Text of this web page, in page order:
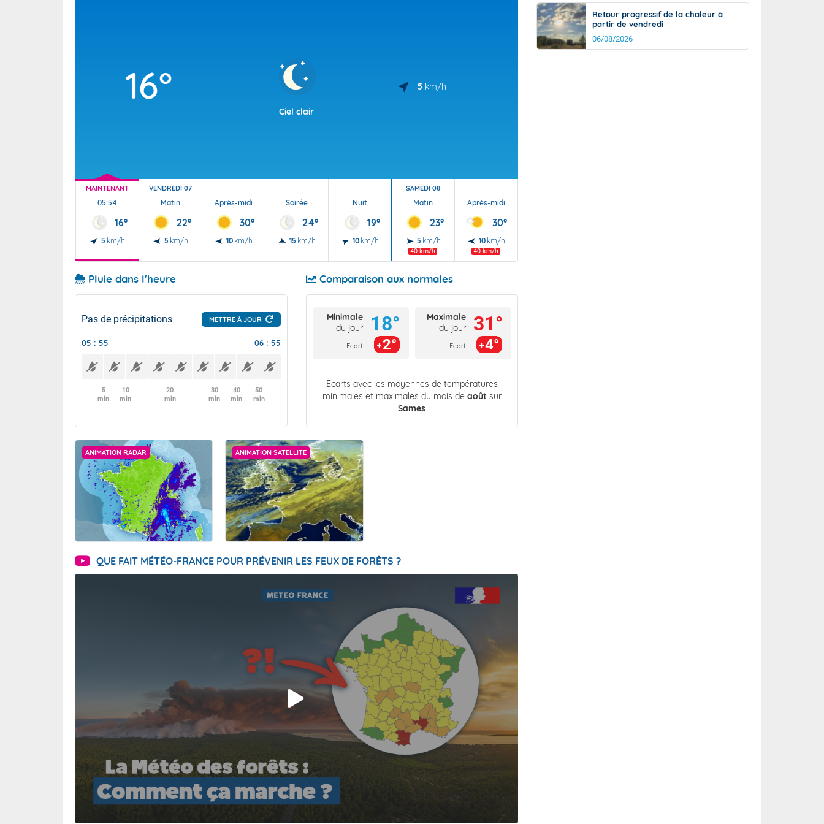
16°
Ciel clair
5 km/h
MAINTENANT
05:54
16°
5 km/h
VENDREDI 07
Matin
22°
5 km/h
Après-midi
30°
10 km/h
Soirée
24°
15 km/h
Nuit
19°
10 km/h
SAMEDI 08
Matin
23°
5 km/h
40 km/h
Après-midi
30°
10 km/h
40 km/h
Pluie dans l'heure
Pas de précipitations METTRE À JOUR
05 : 55 06 : 55
5
min
10
min
20
min
30
min
40
min
50
min
Comparaison aux normales
Minimale
du jour
Ecart
18°
2°
Maximale
du jour
Ecart
31°
4°
Écarts avec les moyennes de températures
minimales et maximales du mois de août sur
Sames
ANIMATION RADAR ANIMATION SATELLITE
QUE FAIT MÉTÉO-FRANCE POUR PRÉVENIR LES FEUX DE FORÊTS ?
Retour progressif de la chaleur à
partir de vendredi
06/08/2026